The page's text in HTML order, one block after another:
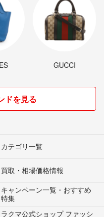
GUCCI
ドを見る
カテゴリ一覧
買取・相場価格情報
キャンペーン一覧・おすすめ
特集
ラクマ公式ショップ ファッシ